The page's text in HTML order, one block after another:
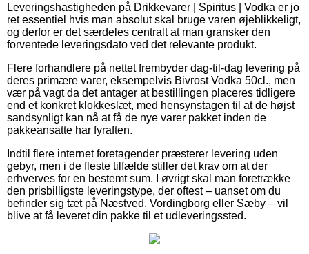
Leveringshastigheden på Drikkevarer | Spiritus | Vodka er jo
ret essentiel hvis man absolut skal bruge varen øjeblikkeligt,
og derfor er det særdeles centralt at man gransker den
forventede leveringsdato ved det relevante produkt.
Flere forhandlere på nettet frembyder dag-til-dag levering på
deres primære varer, eksempelvis Bivrost Vodka 50cl., men
vær på vagt da det antager at bestillingen placeres tidligere
end et konkret klokkeslæt, med hensynstagen til at de højst
sandsynligt kan nå at få de nye varer pakket inden de
pakkeansatte har fyraften.
Indtil flere internet foretagender præsterer levering uden
gebyr, men i de fleste tilfælde stiller det krav om at der
erhverves for en bestemt sum. I øvrigt skal man foretrække
den prisbilligste leveringstype, der oftest – uanset om du
befinder sig tæt på Næstved, Vordingborg eller Sæby – vil
blive at få leveret din pakke til et udleveringssted.